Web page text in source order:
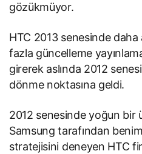
gözükmüyor.
HTC 2013 senesinde
fazla güncelleme
girerek aslında 2012
dönme noktasına geldi.
2012 senesinde yoğun bir
Samsung tarafından
stratejisini deneyen HTC